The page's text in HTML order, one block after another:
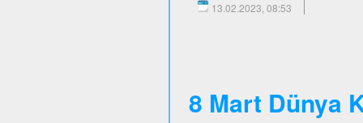
13.02.2023, 08:53
8 Mart Dünya